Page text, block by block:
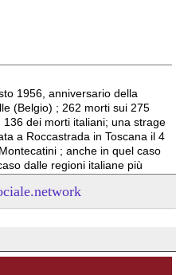
1956, anniversario della
(Belgio) ; 262 morti sui 275
dei morti italiani; una strage
a Roccastrada in Toscana il 4
; anche in quel caso
dalle regioni italiane più
LAVORO SICURO